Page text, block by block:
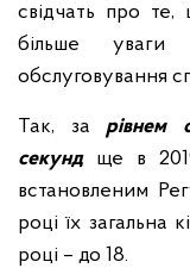
свідчать про
більше уваги
обслуговування
Так, зарівнем
секундще в
встановленим
році їх загальна
році – до 18.